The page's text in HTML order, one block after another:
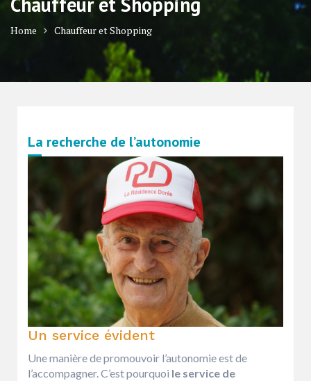
Home Chauffeur et Shopping
La recherche de l’autonomie
Un service évident
Une manière de promouvoir l’autonomie est de
l’accompagner. C’est pourquoi le service de